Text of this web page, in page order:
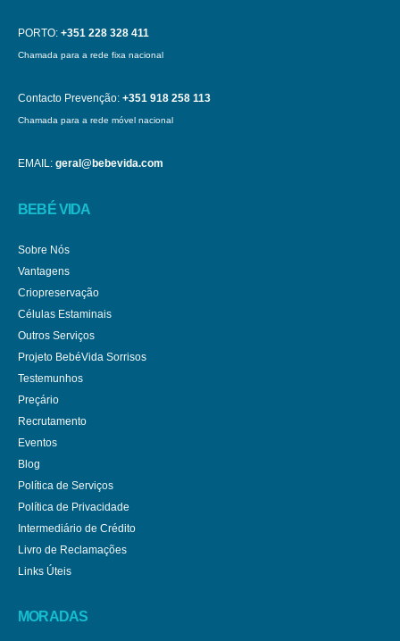
PORTO: +351 228 328 411
Chamada para a rede fixa nacional
Contacto Prevenção: +351 918 258 113
Chamada para a rede móvel nacional
EMAIL: geral@bebevida.com
BEBÉ VIDA
Sobre Nós
Vantagens
Criopreservação
Células Estaminais
Outros Serviços
Projeto BebéVida Sorrisos
Testemunhos
Preçário
Recrutamento
Eventos
Blog
Política de Serviços
Política de Privacidade
Intermediário de Crédito
Livro de Reclamações
Links Úteis
MORADAS